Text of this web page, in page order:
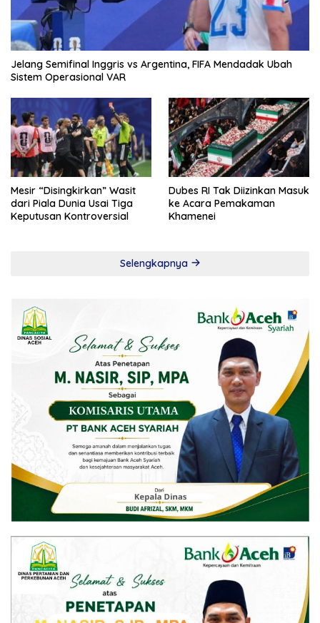
Jelang Semifinal Inggris vs Argentina, FIFA Mendadak Ubah
Sistem Operasional VAR
Mesir “Disingkirkan” Wasit
dari Piala Dunia Usai Tiga
Keputusan Kontroversial
Dubes RI Tak Diizinkan Masuk
ke Acara Pemakaman
Khamenei
Selengkapnya